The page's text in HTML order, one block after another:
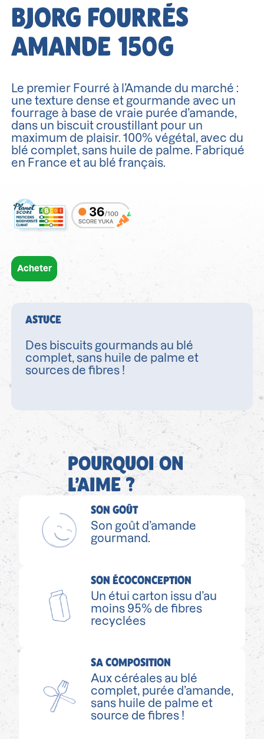
BJORG FOURRÉS
AMANDE 150G
Le premier Fourré à l’Amande du marché :
une texture dense et gourmande avec un
fourrage à base de vraie purée d’amande,
dans un biscuit croustillant pour un
maximum de plaisir. 100% végétal, avec du
blé complet, sans huile de palme. Fabriqué
en France et au blé français.
Acheter
ASTUCE
Des biscuits gourmands au blé
complet, sans huile de palme et
sources de fibres !
POURQUOI ON
L’AIME ?
SON GOÛT
Son goût d’amande
gourmand.
SON ÉCOCONCEPTION
Un étui carton issu d’au
moins 95% de fibres
recyclées
SA COMPOSITION
Aux céréales au blé
complet, purée d’amande,
sans huile de palme et
source de fibres !